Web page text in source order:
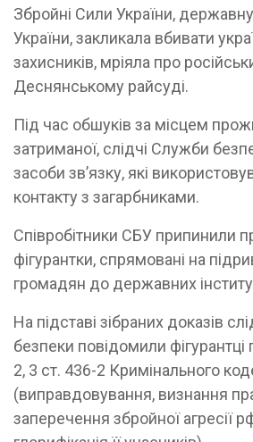
Збройні Сили України,
України, закликала вбивати
захисників, мріяла про
Деснянському райсуді.
Під час обшуків за місцем
затриманої, слідчі Служби
засоби зв’язку, які
контакту з загарбниками.
Співробітники СБУ припинили
фігурантки, спрямовані на
громадян до державних
На підставі зібраних доказів
безпеки повідомили фігурантці
2, 3 ст. 436-2 Кримінального
(виправдовування, визнання
заперечення збройної агресії